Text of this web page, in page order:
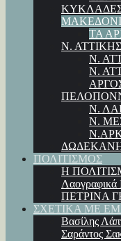
ΤΑ
Ν. ΑΤΤΙΚΗΣ
Ν.
Ν.
Ν.
Ν.
ΠΟΛΙΤΙΣΜΟΣ
Η
Λαογραφικά
ΠΕΤΡΙΝΑ
ΣΧΕΤΙΚΑ ΜΕ
Βασίλης
Σαράντος